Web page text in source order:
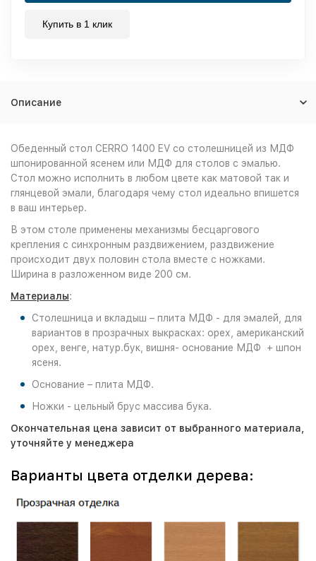
Купить в 1 клик
Описание
Обеденный стол CERRO 1400 EV со столешницей из МДФ
шпонированной ясенем или МДФ для столов с эмалью.
Стол можно исполнить в любом цвете как матовой так и
глянцевой эмали, благодаря чему стол идеально впишется
в ваш интерьер.
В этом столе применены механизмы бесцаргового
крепления с синхронным раздвижением, раздвижение
происходит двух половин стола вместе с ножками.
Ширина в разложенном виде 200 см.
Материалы:
Столешница и вкладыш – плита МДФ - для эмалей, для
вариантов в прозрачных выкрасках: орех, американский
орех, венге, натур.бук, вишня- основание МДФ + шпон
ясеня.
Основание – плита МДФ.
Ножки - цельный брус массива бука.
Окончательная цена зависит от выбранного материала,
уточняйте у менеджера
Варианты цвета отделки дерева: